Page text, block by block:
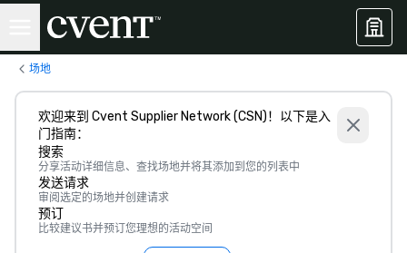
场地
欢迎来到 Cvent Supplier Network (CSN)！以下是入
门指南：
搜索
分享活动详细信息、查找场地并将其添加到您的列表中
发送请求
审阅选定的场地并创建请求
预订
比较建议书并预订您理想的活动空间